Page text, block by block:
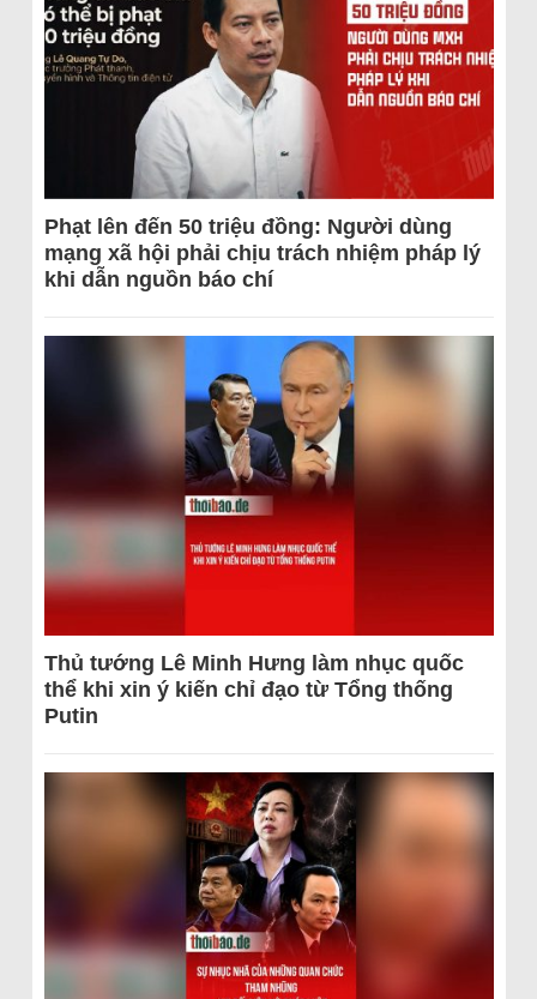
Phạt lên đến 50 triệu đồng: Người dùng
mạng xã hội phải chịu trách nhiệm pháp lý
khi dẫn nguồn báo chí
Thủ tướng Lê Minh Hưng làm nhục quốc
thể khi xin ý kiến chỉ đạo từ Tổng thống
Putin